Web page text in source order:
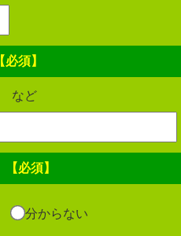
【必須】
ど
【必須】
分からない